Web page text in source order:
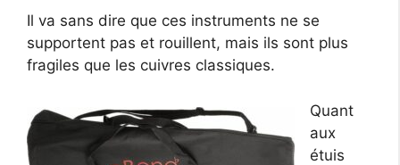
Il va sans dire que ces instruments ne se
supportent pas et rouillent, mais ils sont plus
fragiles que les cuivres classiques.
Quant
aux
étuis